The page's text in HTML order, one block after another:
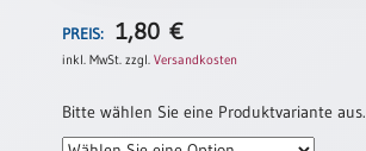
Eheschliessung
neutrale
Urkunden
PREIS: 1,80€
inkl. MwSt. zzgl.Versandkosten
Bitte wählen Sie eine Produktvariante aus.